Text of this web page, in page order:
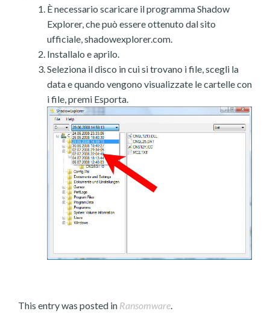
È necessario scaricare il programma Shadow
Explorer, che può essere ottenuto dal sito
ufficiale, shadowexplorer.com.
Installalo e aprilo.
Seleziona il disco in cui si trovano i file, scegli la
data e quando vengono visualizzate le cartelle con
i file, premi Esporta.
This entry was posted in Ransomware.